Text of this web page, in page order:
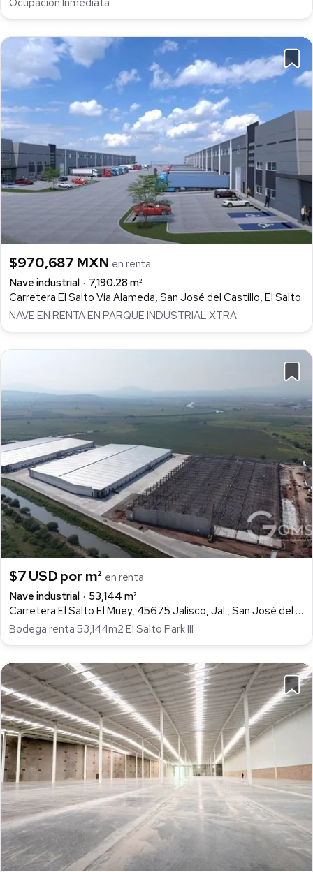
$970,687 MXN en renta
Nave industrial
7,190.28 m²
Carretera El Salto Via Alameda, San José del Castillo, El Salto
NAVE EN RENTA EN PARQUE INDUSTRIAL XTRA
$7 USD por m² en renta
Nave industrial
53,144 m²
Carretera El Salto El Muey, 45675 Jalisco, Jal., San José del Castillo, El Salto
Bodega renta 53,144m2 El Salto Park III